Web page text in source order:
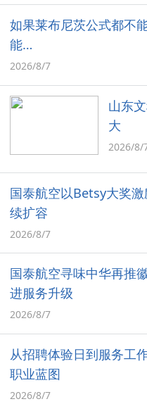
如果莱布尼茨公式都不
能…
2026/8/7
山东
大
2026/8/
国泰航空以Betsy大奖
续扩容
2026/8/7
国泰航空寻味中华再推
进服务升级
2026/8/7
从招聘体验日到服务工
职业蓝图
2026/8/7